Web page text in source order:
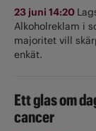
23 juni 14:20
Alkoholreklam i
majoritet vill
enkät.
Ett glas om
cancer